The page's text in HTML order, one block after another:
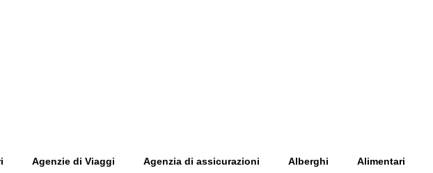
Agenzie di Viaggi Agenzia di assicurazioni Alberghi Alimentari